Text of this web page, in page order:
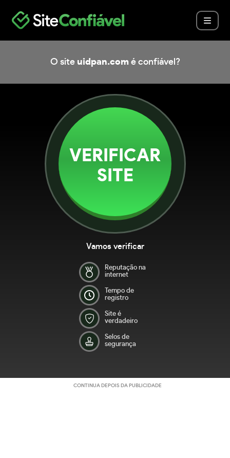
O site uidpan.com é confiável?
VERIFICAR
SITE
Vamos verificar
Reputação na
internet
Tempo de
registro
Site é
verdadeiro
Selos de
segurança
CONTINUA DEPOIS DA PUBLICIDADE